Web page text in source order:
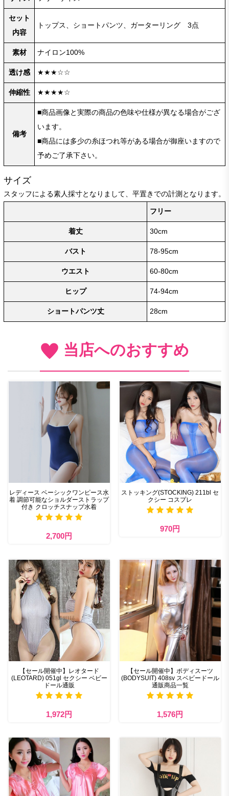
セット
内容
トップス、ショートパンツ、ガーターリング 3点
素材 ナイロン100%
透け感 ★★★☆☆
伸縮性 ★★★★☆
備考
■商品画像と実際の商品の色味や仕様が異なる場合がござ
います。
■商品には多少の糸ほつれ等がある場合が御座いますので
予めご了承下さい。
サイズ
スタッフによる素人採寸となりまして、平置きでの計測となります。
フリー
着丈 30cm
バスト 78-95cm
ウエスト 60-80cm
ヒップ 74-94cm
ショートパンツ丈 28cm
当店へのおすすめ
レディース ベーシックワンピース水
着 調節可能なショルダーストラップ
付き クロッチスナップ水着
2,700円
ストッキング(STOCKING) 211bl セ
クシー コスプレ
970円
【セール開催中】レオタード
(LEOTARD) 051gl セクシー ベビー
ドール通販
1,972円
【セール開催中】ボディスーツ
(BODYSUIT) 408sv スベビードール
通販商品一覧
1,576円